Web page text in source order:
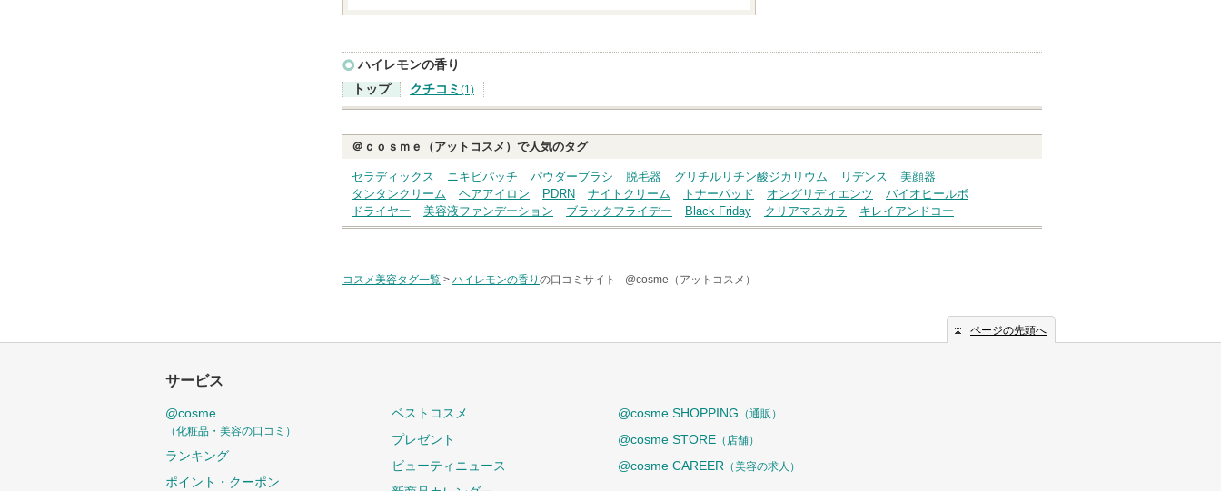
ハイレモンの香り
トップ
クチコミ (1)
＠ｃｏｓｍｅ（アットコスメ）で人気のタグ
セラディックス ニキビパッチ パウダーブラシ 脱毛器 グリチルリチン酸ジカリウム リデンス
美顔器
タンタンクリーム
ヘアアイロン PDRN ナイトクリーム トナーパッド オングリディエンツ
バイオヒールボ
ドライヤー
美容液ファンデーション ブラックフライデー Black Friday クリアマスカラ キレイアンドコー
コスメ美容タグ一覧 > ハイレモンの香り の口コミサイト - @cosme（アットコスメ）
ページの先頭へ
サービス
@cosme
（化粧品・美容の口コミ）
ランキング
ポイント・クーポン
ベストコスメ
プレゼント
ビューティニュース
@cosme SHOPPING （通販）
@cosme STORE （店舗）
@cosme CAREER （美容の求人）